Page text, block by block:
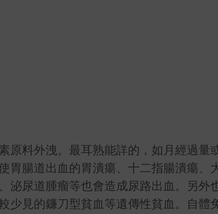
原料外洩。最耳熟能詳的，如月經過量
胃腸道出血的胃潰瘍、十二指腸潰瘍、
泌尿道腫瘤等也會造成尿路出血。另外
少見的鐮刀型貧血等遺傳性貧血。自體